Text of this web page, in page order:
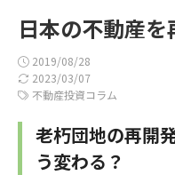
日本の不動産
2019/08/28
2023/03/07
不動産投資コラム
老朽団地の再開
う変わる？